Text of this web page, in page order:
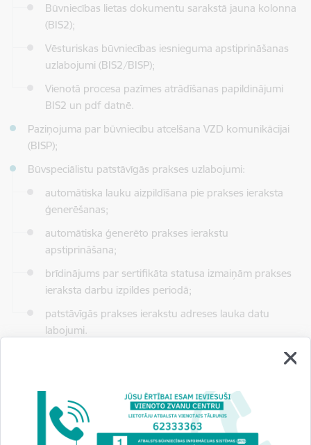
Būvniecības lietas dokumentu sarakstā jauna kolonna
(BIS2);
Vēsturiskas būvniecības iesnieguma apstiprināšanas
uzlabojumi (BIS2/BISP);
Vienotā procesa pazīmes atrādīšanas papildinājumi
BIS2 un pdf datnē.
Paziņojuma par būvniecību atcelšana VZD komunikācijai
(BISP);
Būvspeciālistu patstāvīgās prakses uzlabojumi:
automātiska lauku aizpildīšana pie prakses ieraksta
ģenerēšanas;
automātiska ģenerēto prakses ierakstu
apstiprināšana;
brīdinājums par sertifikāta statusa izmaiņām prakses
ieraksta darbu izpildes periodā;
patstāvīgās prakses ierakstu adreses lauka datu
labojumi.
tiks ierakstīts un ieraksts būs pieejams BIS tīmekļa
Apmācības/Apmācību video arhīvs/BIS vebināru
. Iepriekšēja pieteikšanās nav nepieciešama un dalība ir